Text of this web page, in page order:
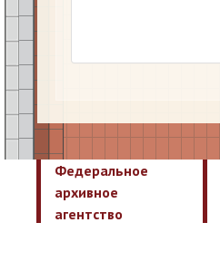
Федеральное
архивное
агентство